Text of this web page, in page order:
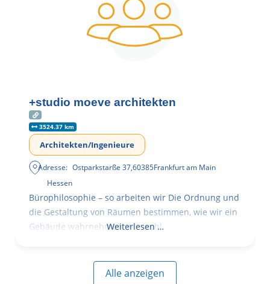
+studio moeve architekten
3524.37 km
Architekten/Ingenieure
Adresse: Ostparkstarße 37,60385Frankfurt am Main
Hessen
Bürophilosophie – so arbeiten wir Die Ordnung und
die Gestaltung von Räumen bestimmen, wie wir ein
Gebäude wahrnehmen, wie wohl
Weiterlesen …
Alle anzeigen